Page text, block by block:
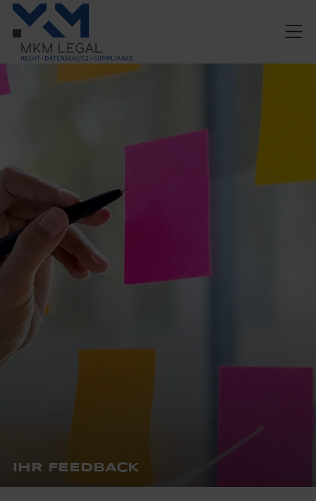
IHR FEEDBACK